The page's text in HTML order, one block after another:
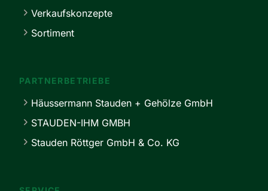
Verkaufskonzepte
Sortiment
PARTNERBETRIEBE
Häussermann Stauden + Gehölze GmbH
STAUDEN-IHM GMBH
Stauden Röttger GmbH & Co. KG